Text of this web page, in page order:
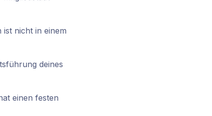
ist nicht in einem
deines
einen festen